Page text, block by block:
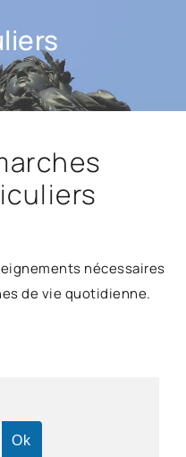
nécessaires
de vie quotidienne.